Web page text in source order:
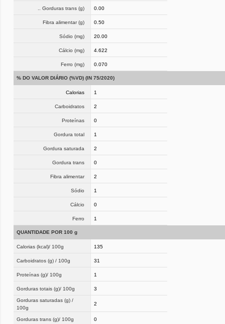
.. Gorduras trans (g) 0.00
Fibra alimentar (g) 0.50
Sódio (mg) 20.00
Cálcio (mg) 4.622
Ferro (mg) 0.070
% DO VALOR DIÁRIO (%VD) (IN 75/2020)
Calorias 1
Carboidratos 2
Proteínas 0
Gordura total 1
Gordura saturada 2
Gordura trans 0
Fibra alimentar 2
Sódio 1
Cálcio 0
Ferro 1
QUANTIDADE POR 100 g
Calorias (kcal)/ 100g 135
Carboidratos (g) / 100g 31
Proteínas (g)/ 100g 1
Gorduras totais (g)/ 100g 3
Gorduras saturadas (g) /
100g
2
Gorduras trans (g)/ 100g 0